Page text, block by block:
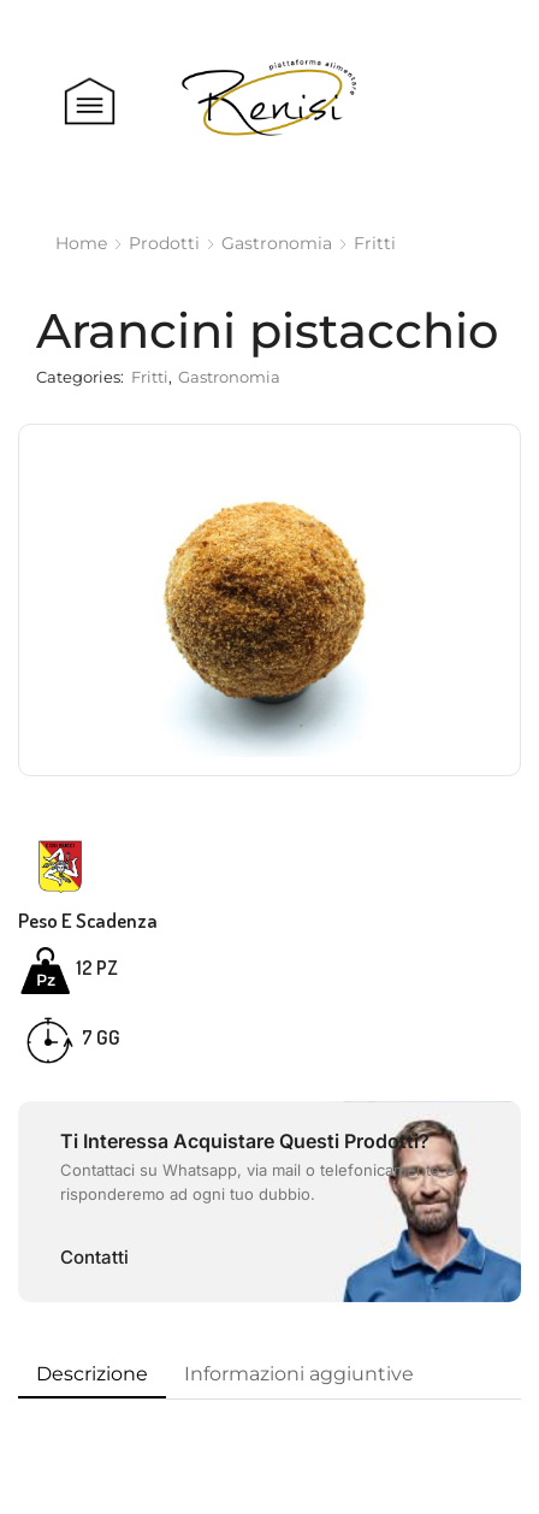
Home Prodotti Gastronomia Fritti
Arancini pistacchio
Categories: Fritti, Gastronomia
Peso E Scadenza
12 PZ
7 GG
Ti Interessa Acquistare Questi Prodotti?
Contattaci su Whatsapp, via mail o telefonicamente e
risponderemo ad ogni tuo dubbio.
Contatti
Descrizione Informazioni aggiuntive